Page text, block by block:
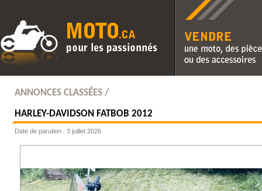
Vendre une moto, des
des accessoires
ANNONCES CLASSÉES /
HARLEY-DAVIDSON FATBOB 2012
Date de parution : 3 juillet 2026